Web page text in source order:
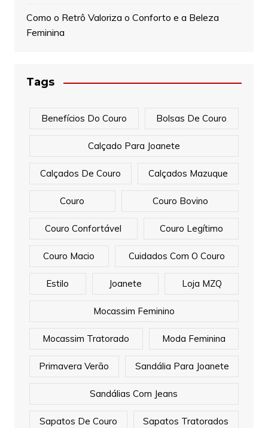
Como o Retrô Valoriza o Conforto e a Beleza
Feminina
Tags
Benefícios Do Couro Bolsas De Couro
Calçado Para Joanete
Calçados De Couro Calçados Mazuque
Couro Couro Bovino
Couro Confortável Couro Legítimo
Couro Macio Cuidados Com O Couro
Estilo Joanete Loja MZQ
Mocassim Feminino
Mocassim Tratorado Moda Feminina
Primavera Verão Sandália Para Joanete
Sandálias Com Jeans
Sapatos De Couro Sapatos Tratorados